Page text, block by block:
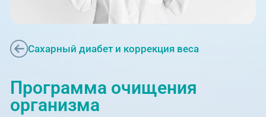
О клинике
Блог врачей
Новости
запись на прием
+7 (351) 220-03-03
+7 (7142) 927-003
Сахарный диабет и коррекция веса
Программа очищения
организма